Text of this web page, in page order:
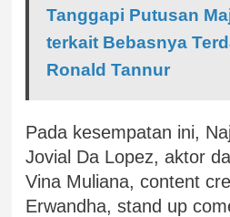
Tanggapi Putusan
terkait Bebasnya
Ronald Tannur
Pada kesempatan ini,
Jovial Da Lopez, aktor
Vina Muliana, content
Erwandha, stand up